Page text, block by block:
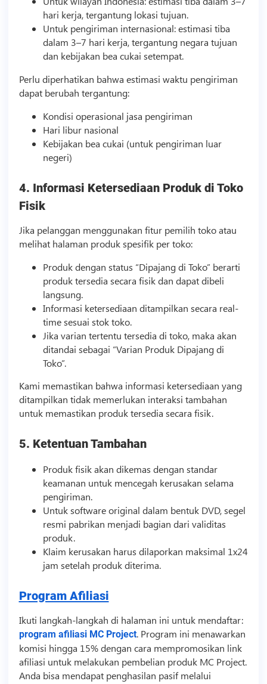
hari kerja, tergantung lokasi tujuan.
Untuk pengiriman internasional: estimasi tiba
dalam 3–7 hari kerja, tergantung negara tujuan
dan kebijakan bea cukai setempat.
Perlu diperhatikan bahwa estimasi waktu pengiriman
dapat berubah tergantung:
Kondisi operasional jasa pengiriman
Hari libur nasional
Kebijakan bea cukai (untuk pengiriman luar
negeri)
4. Informasi Ketersediaan Produk di Toko
Fisik
Jika pelanggan menggunakan fitur pemilih toko atau
melihat halaman produk spesifik per toko:
Produk dengan status “Dipajang di Toko” berarti
produk tersedia secara fisik dan dapat dibeli
langsung.
Informasi ketersediaan ditampilkan secara real-
time sesuai stok toko.
Jika varian tertentu tersedia di toko, maka akan
ditandai sebagai “Varian Produk Dipajang di
Toko”.
Kami memastikan bahwa informasi ketersediaan yang
ditampilkan tidak memerlukan interaksi tambahan
untuk memastikan produk tersedia secara fisik.
5. Ketentuan Tambahan
Produk fisik akan dikemas dengan standar
keamanan untuk mencegah kerusakan selama
pengiriman.
Untuk software original dalam bentuk DVD, segel
resmi pabrikan menjadi bagian dari validitas
produk.
Klaim kerusakan harus dilaporkan maksimal 1x24
jam setelah produk diterima.
Program Afiliasi
Ikuti langkah-langkah di halaman ini untuk mendaftar:
program afiliasi MC Project. Program ini menawarkan
komisi hingga 15% dengan cara mempromosikan link
afiliasi untuk melakukan pembelian produk MC Project.
Anda bisa mendapat penghasilan pasif melalui